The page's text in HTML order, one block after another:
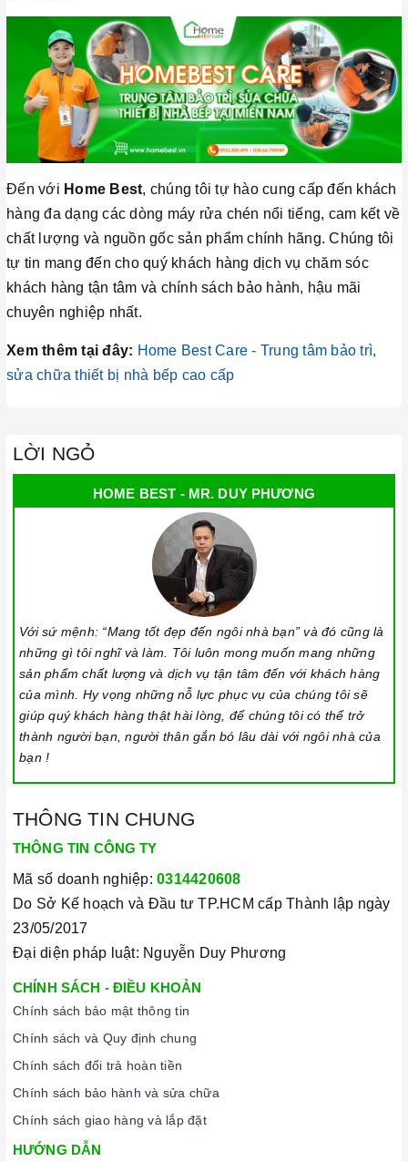
Đến với Home Best, chúng tôi tự hào cung cấp đến khách
hàng đa dạng các dòng máy rửa chén nổi tiếng, cam kết về
chất lượng và nguồn gốc sản phẩm chính hãng. Chúng tôi
tự tin mang đến cho quý khách hàng dịch vụ chăm sóc
khách hàng tận tâm và chính sách bảo hành, hậu mãi
chuyên nghiệp nhất.
Xem thêm tại đây: Home Best Care - Trung tâm bảo trì,
sửa chữa thiết bị nhà bếp cao cấp
LỜI NGỎ
HOME BEST - MR. DUY PHƯƠNG
Với sứ mệnh: “Mang tốt đẹp đến ngôi nhà bạn” và đó cũng là
những gì tôi nghĩ và làm. Tôi luôn mong muốn mang những
sản phẩm chất lượng và dịch vụ tận tâm đến với khách hàng
của mình. Hy vọng những nỗ lực phục vụ của chúng tôi sẽ
giúp quý khách hàng thật hài lòng, để chúng tôi có thể trở
thành người bạn, người thân gắn bó lâu dài với ngôi nhà của
bạn !
THÔNG TIN CHUNG
THÔNG TIN CÔNG TY
Mã số doanh nghiệp: 0314420608
Do Sở Kế hoạch và Đầu tư TP.HCM cấp Thành lập ngày
23/05/2017
Đại diện pháp luật: Nguyễn Duy Phương
CHÍNH SÁCH - ĐIỀU KHOẢN
Chính sách bảo mật thông tin
Chính sách và Quy định chung
Chính sách đổi trả hoàn tiền
Chính sách bảo hành và sửa chữa
Chính sách giao hàng và lắp đặt
HƯỚNG DẪN